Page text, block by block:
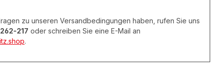
zu unseren Versandbedingungen haben, rufen Sie uns
217 oder schreiben Sie eine E-Mail an
.